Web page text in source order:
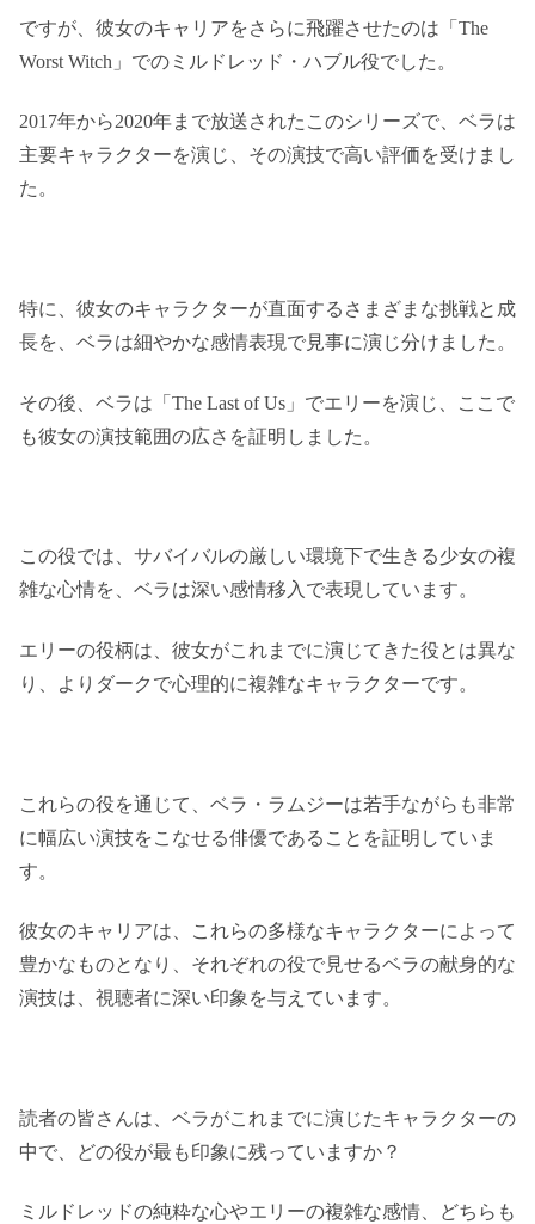
ですが、彼女のキャリアをさらに飛躍させたのは「The
Worst Witch」でのミルドレッド・ハブル役でした​​。
2017年から2020年まで放送されたこのシリーズで、ベラは
主要キャラクターを演じ、その演技で高い評価を受けまし
た。
特に、彼女のキャラクターが直面するさまざまな挑戦と成
長を、ベラは細やかな感情表現で見事に演じ分けました。
その後、ベラは「The Last of Us」でエリーを演じ、ここで
も彼女の演技範囲の広さを証明しました​​。
この役では、サバイバルの厳しい環境下で生きる少女の複
雑な心情を、ベラは深い感情移入で表現しています。
エリーの役柄は、彼女がこれまでに演じてきた役とは異な
り、よりダークで心理的に複雑なキャラクターです。
これらの役を通じて、ベラ・ラムジーは若手ながらも非常
に幅広い演技をこなせる俳優であることを証明していま
す。
彼女のキャリアは、これらの多様なキャラクターによって
豊かなものとなり、それぞれの役で見せるベラの献身的な
演技は、視聴者に深い印象を与えています。
読者の皆さんは、ベラがこれまでに演じたキャラクターの
中で、どの役が最も印象に残っていますか？
ミルドレッドの純粋な心やエリーの複雑な感情、どちらも